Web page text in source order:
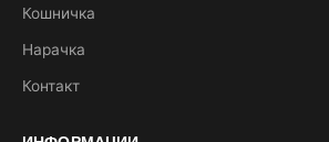
Кошничка
Нарачка
Контакт